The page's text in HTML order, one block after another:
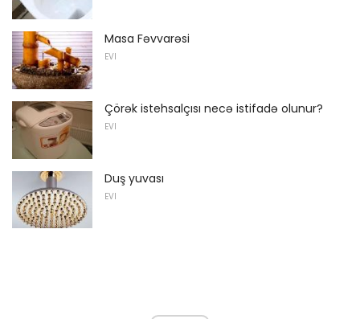
Masa Fəvvarəsi
EVI
Çörək istehsalçısı necə istifadə olunur?
EVI
Duş yuvası
EVI